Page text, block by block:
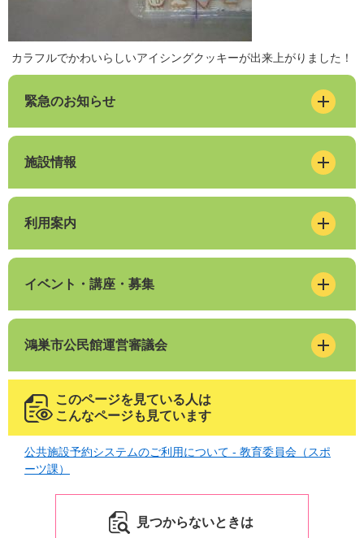
カラフルでかわいらしいアイシングクッキーが出来上がりました！
緊急のお知らせ
施設情報
利用案内
イベント・講座・募集
鴻巣市公民館運営審議会
このページを見ている人は
こんなページも見ています
公共施設予約システムのご利用について - 教育委員会（スポ
ーツ課）
見つからないときは